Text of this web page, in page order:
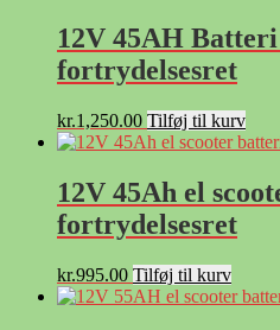
12V 45AH
fortrydelsesret
kr.1,250.00 Tilføj til kurv
12V 45Ah el
fortrydelsesret
kr.995.00 Tilføj til kurv